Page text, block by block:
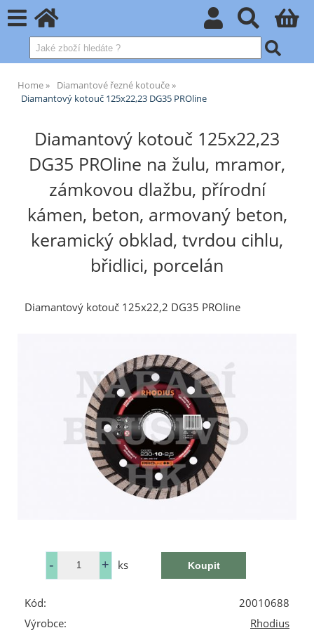
Home
Diamantové řezné kotouče
Diamantový kotouč 125x22,23 DG35 PROline
Diamantový kotouč 125x22,23
DG35 PROline na žulu, mramor,
zámkovou dlažbu, přírodní
kámen, beton, armovaný beton,
keramický obklad, tvrdou cihlu,
břidlici, porcelán
Diamantový kotouč 125x22,2 DG35 PROline
ks
Kód:
20010688
Výrobce:
Rhodius